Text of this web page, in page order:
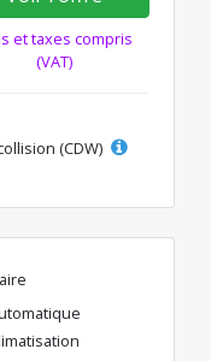
et taxes compris
(VAT)
(CDW)